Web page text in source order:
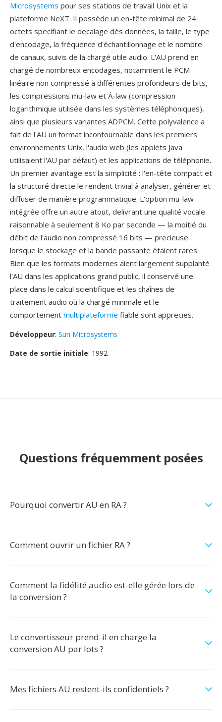
Microsystems pour ses stations de travail Unix et la
plateforme NeXT. Il possède un en-tête minimal de 24
octets specifiant le decalage dès données, la taille, le type
d'encodage, la fréquence d'échantillonnage et le nombre
de canaux, suivis de la chargé utile audio. L'AU prend en
chargé de nombreux encodages, notamment le PCM
linéaire non compressé à différentes profondeurs de bits,
les compressions mu-law et À-law (compression
logarithmique utilisée dans les systèmes téléphoniques),
ainsi que plusieurs variantes ADPCM. Cette polyvalence a
fait de l'AU un format incontournable dans les premiers
environnements Unix, l'audio web (les applets Java
utilisaient l'AU par défaut) et les applications de téléphonie.
Un premier avantage est la simplicité : l'en-tête compact et
la structuré directe le rendent trivial à analyser, générer et
diffuser de manière programmatique. L'option mu-law
intégrée offre un autre atout, delivrant une qualité vocale
raisonnable à seulement 8 Ko par seconde — la moitié du
débit de l'audio non compressé 16 bits — precieuse
lorsque le stockage et la bande passante étaient rares.
Bien que les formats modernes aient largement supplanté
l'AU dans les applications grand public, il conservé une
place dans le calcul scientifique et les chaînes de
traitement audio où la chargé minimale et le
comportement multiplateforme fiable sont apprecies.
Développeur: Sun Microsystems
Date de sortie initiale: 1992
Questions fréquemment posées
Pourquoi convertir AU en RA ?
Comment ouvrir un fichier RA ?
Comment la fidélité audio est-elle gérée lors de
la conversion ?
Le convertisseur prend-il en charge la
conversion AU par lots ?
Mes fichiers AU restent-ils confidentiels ?